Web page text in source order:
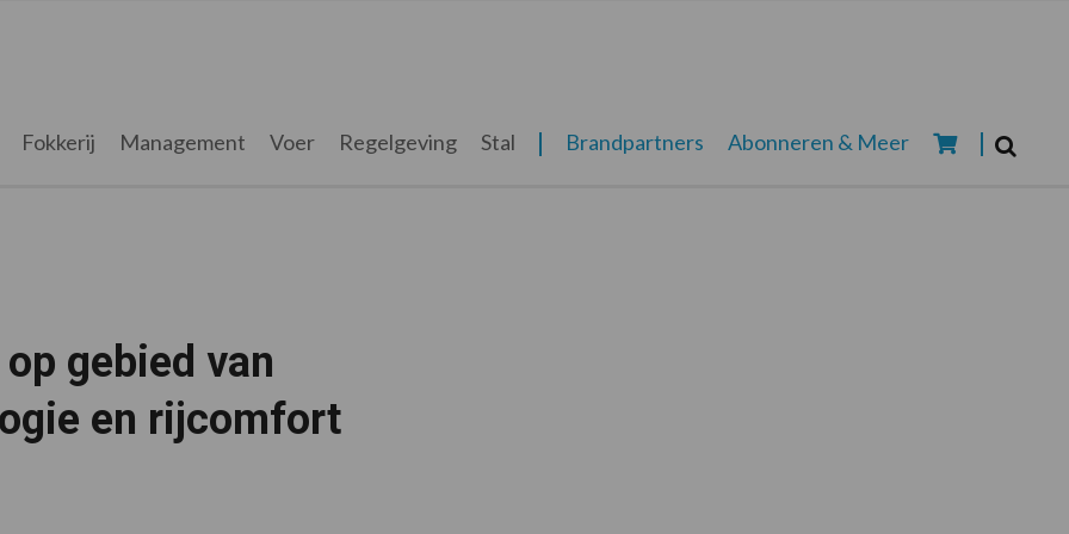
Fokkerij Management Voer Regelgeving Stal Brandpartners Abonneren & Meer
gebied van
en rijcomfort